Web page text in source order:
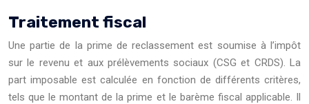
Traitement fiscal
Une partie de la prime de reclassement est soumise à l’impôt
sur le revenu et aux prélèvements sociaux (CSG et CRDS). La
part imposable est calculée en fonction de différents critères,
tels que le montant de la prime et le barème fiscal applicable. Il